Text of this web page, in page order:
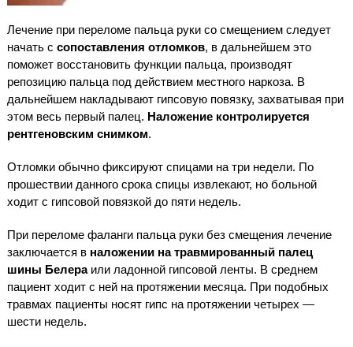
Лечение при переломе пальца руки со смещением следует
начать с сопоставления отломков, в дальнейшем это
поможет восстановить функции пальца, производят
репозицию пальца под действием местного наркоза. В
дальнейшем накладывают гипсовую повязку, захватывая при
этом весь первый палец. Наложение контролируется
рентгеновским снимком.
Отломки обычно фиксируют спицами на три недели. По
прошествии данного срока спицы извлекают, но больной
ходит с гипсовой повязкой до пяти недель.
При переломе фаланги пальца руки без смещения лечение
заключается в наложении на травмированный палец
шины Белераили ладонной гипсовой ленты. В среднем
пациент ходит с ней на протяжении месяца. При подобных
травмах пациенты носят гипс на протяжении четырех —
шести недель.